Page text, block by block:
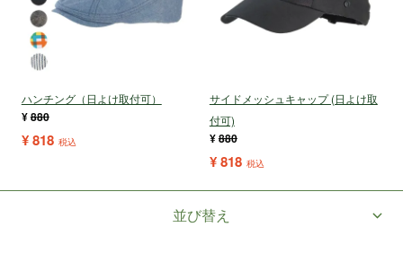
ハンチング（日よけ取付可）
¥880
¥818 税込
サイドメッシュキャップ (日よけ取
付可)
¥880
¥818 税込
並び替え